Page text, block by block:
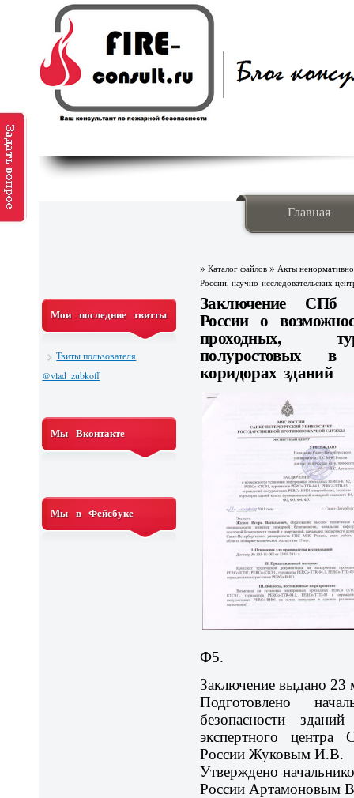
Главная
»Каталог файлов »Акты
России, научно-исследовательских
Заключение
России о
проходных,
полуростовых
коридорах зданий
Ф5.
Заключение выдано 23
Подготовлено
безопасности
экспертного
России Жуковым И.В.
Утверждено
России Артамоновым
Мои последние твитты
Твиты пользователя
@vlad_zubkoff
Мы Вконтакте
Мы в Фейсбуке